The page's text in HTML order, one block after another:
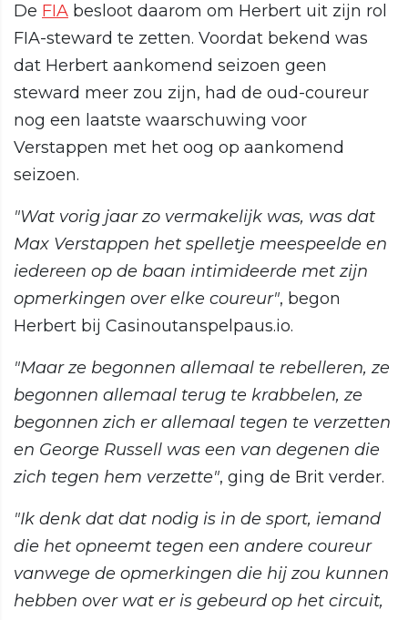
De FIA besloot daarom om Herbert uit zijn rol
FIA-steward te zetten. Voordat bekend was
dat Herbert aankomend seizoen geen
steward meer zou zijn, had de oud-coureur
nog een laatste waarschuwing voor
Verstappen met het oog op aankomend
seizoen.
"Wat vorig jaar zo vermakelijk was, was dat
Max Verstappen het spelletje meespeelde en
iedereen op de baan intimideerde met zijn
opmerkingen over elke coureur", begon
Herbert bij Casinoutanspelpaus.io.
"Maar ze begonnen allemaal te rebelleren, ze
begonnen allemaal terug te krabbelen, ze
begonnen zich er allemaal tegen te verzetten
en George Russell was een van degenen die
zich tegen hem verzette", ging de Brit verder.
"Ik denk dat dat nodig is in de sport, iemand
die het opneemt tegen een andere coureur
vanwege de opmerkingen die hij zou kunnen
hebben over wat er is gebeurd op het circuit,